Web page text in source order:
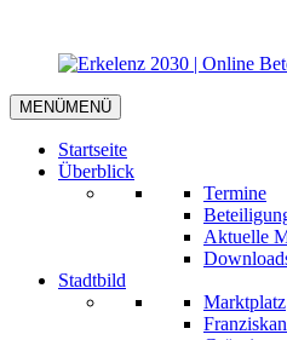
MENÜMENÜ
Startseite
Überblick
Termine
Aktuelle
Stadtbild
Marktplatz